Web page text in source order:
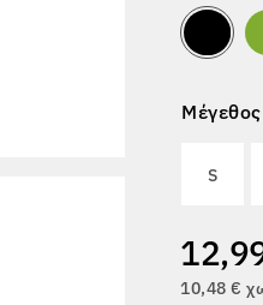
Μέγεθος
S
10,48 €